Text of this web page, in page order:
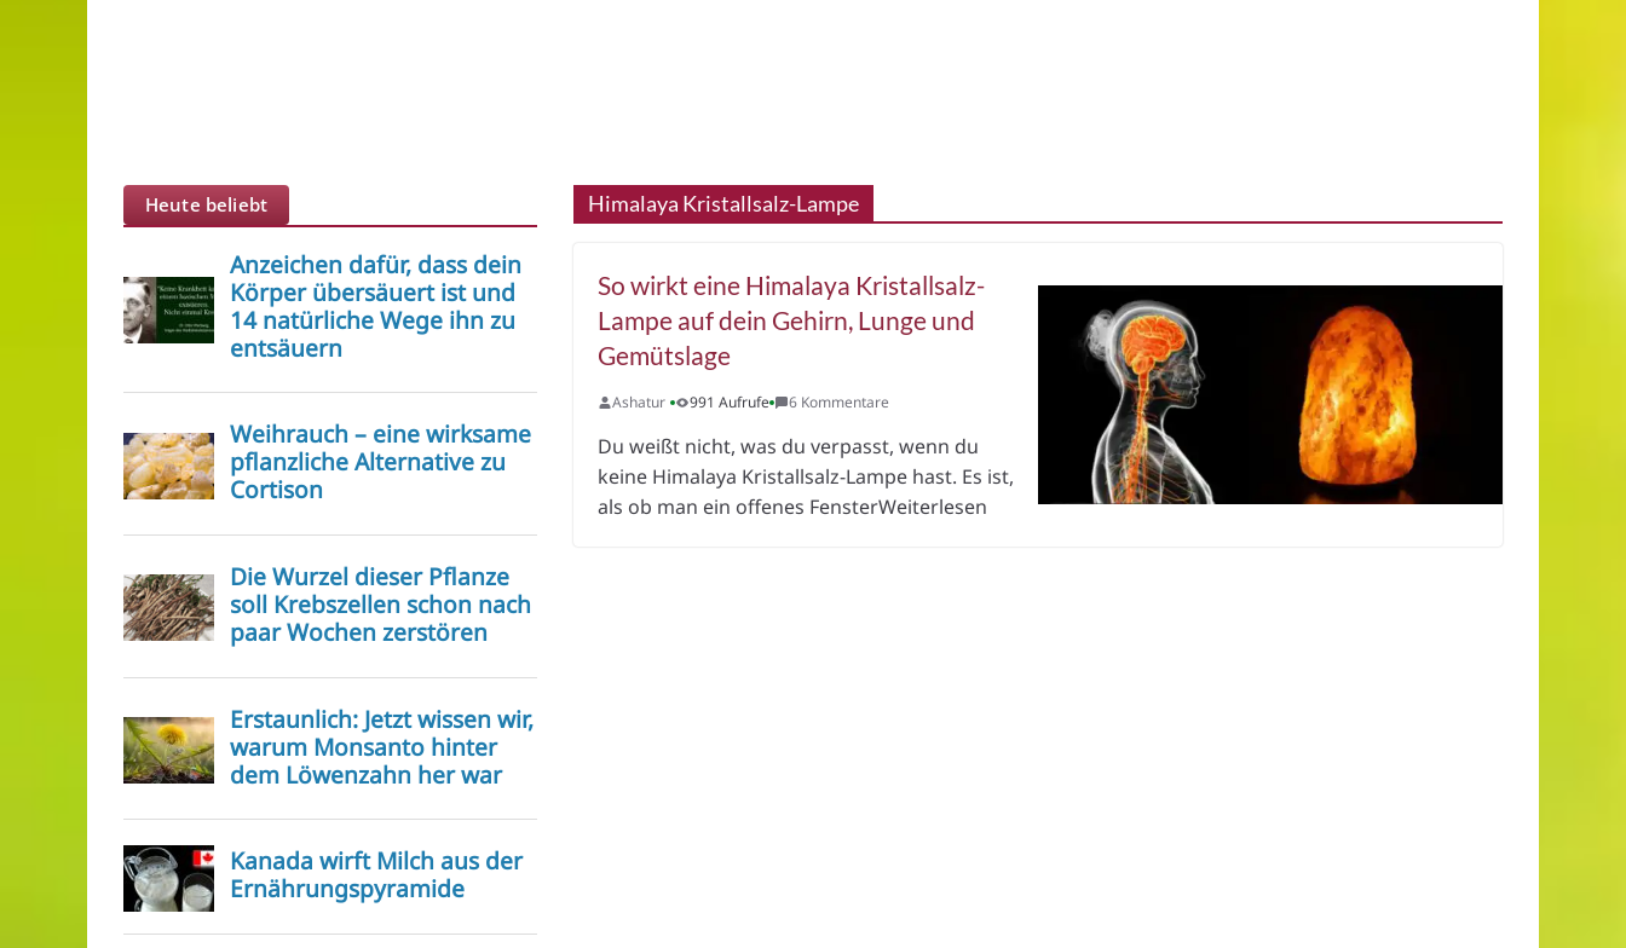
Himalaya Kristallsalz-Lampe
So wirkt eine Himalaya Kristallsalz-
Lampe auf dein Gehirn, Lunge und
Gemütslage
Ashatur 991 Aufrufe 6 Kommentare
Du weißt nicht, was du verpasst, wenn du
keine Himalaya Kristallsalz-Lampe hast. Es ist,
als ob man ein offenes FensterWeiterlesen
Heute beliebt